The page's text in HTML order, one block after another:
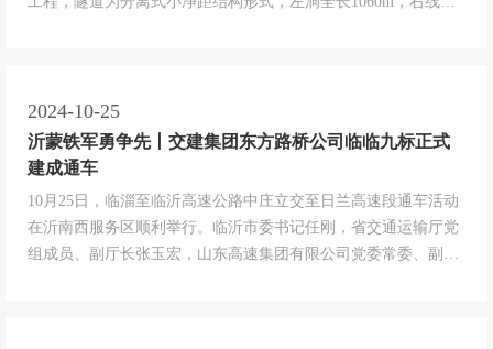
了全面细致的...
2024-10-25
沂蒙铁军勇争先丨交建集团东方路桥公司临临九标正式
建成通车
10月25日，临淄至临沂高速公路中庄立交至日兰高速段通车活动
在沂南西服务区顺利举行。临沂市委书记任刚，省交通运输厅党
组成员、副厅长张玉宏，山东高速集团有限公司党委常委、副总